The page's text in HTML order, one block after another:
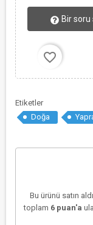
Bir soru
favorite_border
Etiketler
Doğa
Bu ürünü satın
toplam 6puan'a